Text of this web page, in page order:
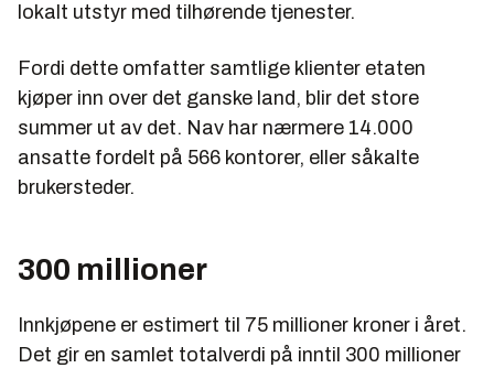
lokalt utstyr med tilhørende tjenester.
Fordi dette omfatter samtlige klienter etaten
kjøper inn over det ganske land, blir det store
summer ut av det. Nav har nærmere 14.000
ansatte fordelt på 566 kontorer, eller såkalte
brukersteder.
300 millioner
Innkjøpene er estimert til 75 millioner kroner i året.
Det gir en samlet totalverdi på inntil 300 millioner